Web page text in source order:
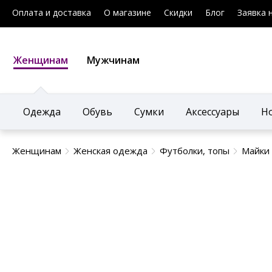
Оплата и доставка О магазине Скидки Блог Заявка
Женщинам
Одежда Обувь Сумки Аксессуары
Мужчинам
Женщинам Женская одежда Футболки, топы Майки